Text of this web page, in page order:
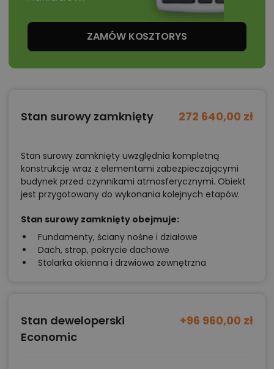
ZAMÓW KOSZTORYS
Stan surowy zamknięty 272 640,00 zł
Stan surowy zamknięty uwzględnia kompletną
konstrukcję wraz z elementami zabezpieczającymi
budynek przed czynnikami atmosferycznymi. Obiekt
jest przygotowany do wykonania kolejnych etapów.
Stan surowy zamknięty obejmuje:
Fundamenty, ściany nośne i działowe
Dach, strop, pokrycie dachowe
Stolarka okienna i drzwiowa zewnętrzna
Stan deweloperski
Economic
+96 960,00 zł